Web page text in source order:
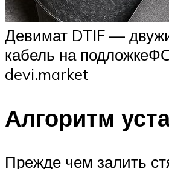
Девимат DTIF —
кабель на
devi.market
Алгоритм
Прежде чем залить